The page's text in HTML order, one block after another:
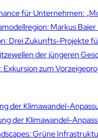
für Unternehmen:
Markus
Drei Zukunfts-Projekte
der jüngeren
zum
der Klimawandel-
der Klimawandel-
Grüne